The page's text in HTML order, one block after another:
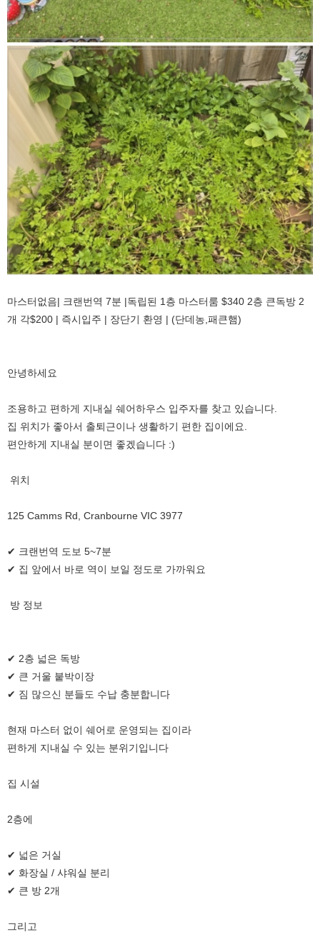
마스터없음| 크랜번역 7분 |독립된 1층 마스터룸 $340 2층 큰독방 2
개 각$200 | 즉시입주 | 장단기 환영 | (단데농,패큰햄)
안녕하세요
조용하고 편하게 지내실 쉐어하우스 입주자를 찾고 있습니다.
집 위치가 좋아서 출퇴근이나 생활하기 편한 집이에요.
편안하게 지내실 분이면 좋겠습니다 :)
위치
125 Camms Rd, Cranbourne VIC 3977
✔ 크랜번역 도보 5~7분
✔ 집 앞에서 바로 역이 보일 정도로 가까워요
방 정보
✔ 2층 넓은 독방
✔ 큰 거울 붙박이장
✔ 짐 많으신 분들도 수납 충분합니다
현재 마스터 없이 쉐어로 운영되는 집이라
편하게 지내실 수 있는 분위기입니다
집 시설
2층에
✔ 넓은 거실
✔ 화장실 / 샤워실 분리
✔ 큰 방 2개
그리고